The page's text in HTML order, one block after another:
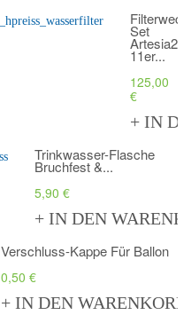
Set
Artesia24
11er...
125,00
€
+ IN
Trinkwasser-Flasche
Bruchfest &...
5,90 €
+ IN DEN
Verschluss-Kappe Für Ballon
0,50 €
+ IN DEN WARENKORB